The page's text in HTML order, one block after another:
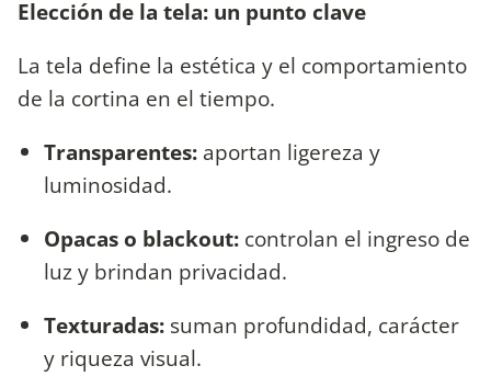
Elección de la tela: un punto clave
La tela define la estética y el comportamiento
de la cortina en el tiempo.
Transparentes: aportan ligereza y
luminosidad.
Opacas o blackout: controlan el ingreso de
luz y brindan privacidad.
Texturadas: suman profundidad, carácter
y riqueza visual.